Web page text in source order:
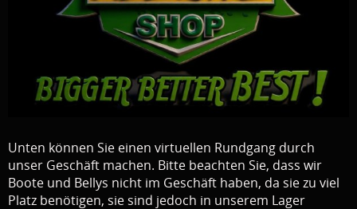
Zelte / Köderfischlagerung / Stühle / Aushakmatten /
Vom Lieferanten
Kleider
PROMO Material
Unten können Sie einen virtuellen Rundgang durch
unser Geschäft machen. Bitte beachten Sie, dass wir
Boote und Bellys nicht im Geschäft haben, da sie zu viel
Platz benötigen, sie sind jedoch in unserem Lager